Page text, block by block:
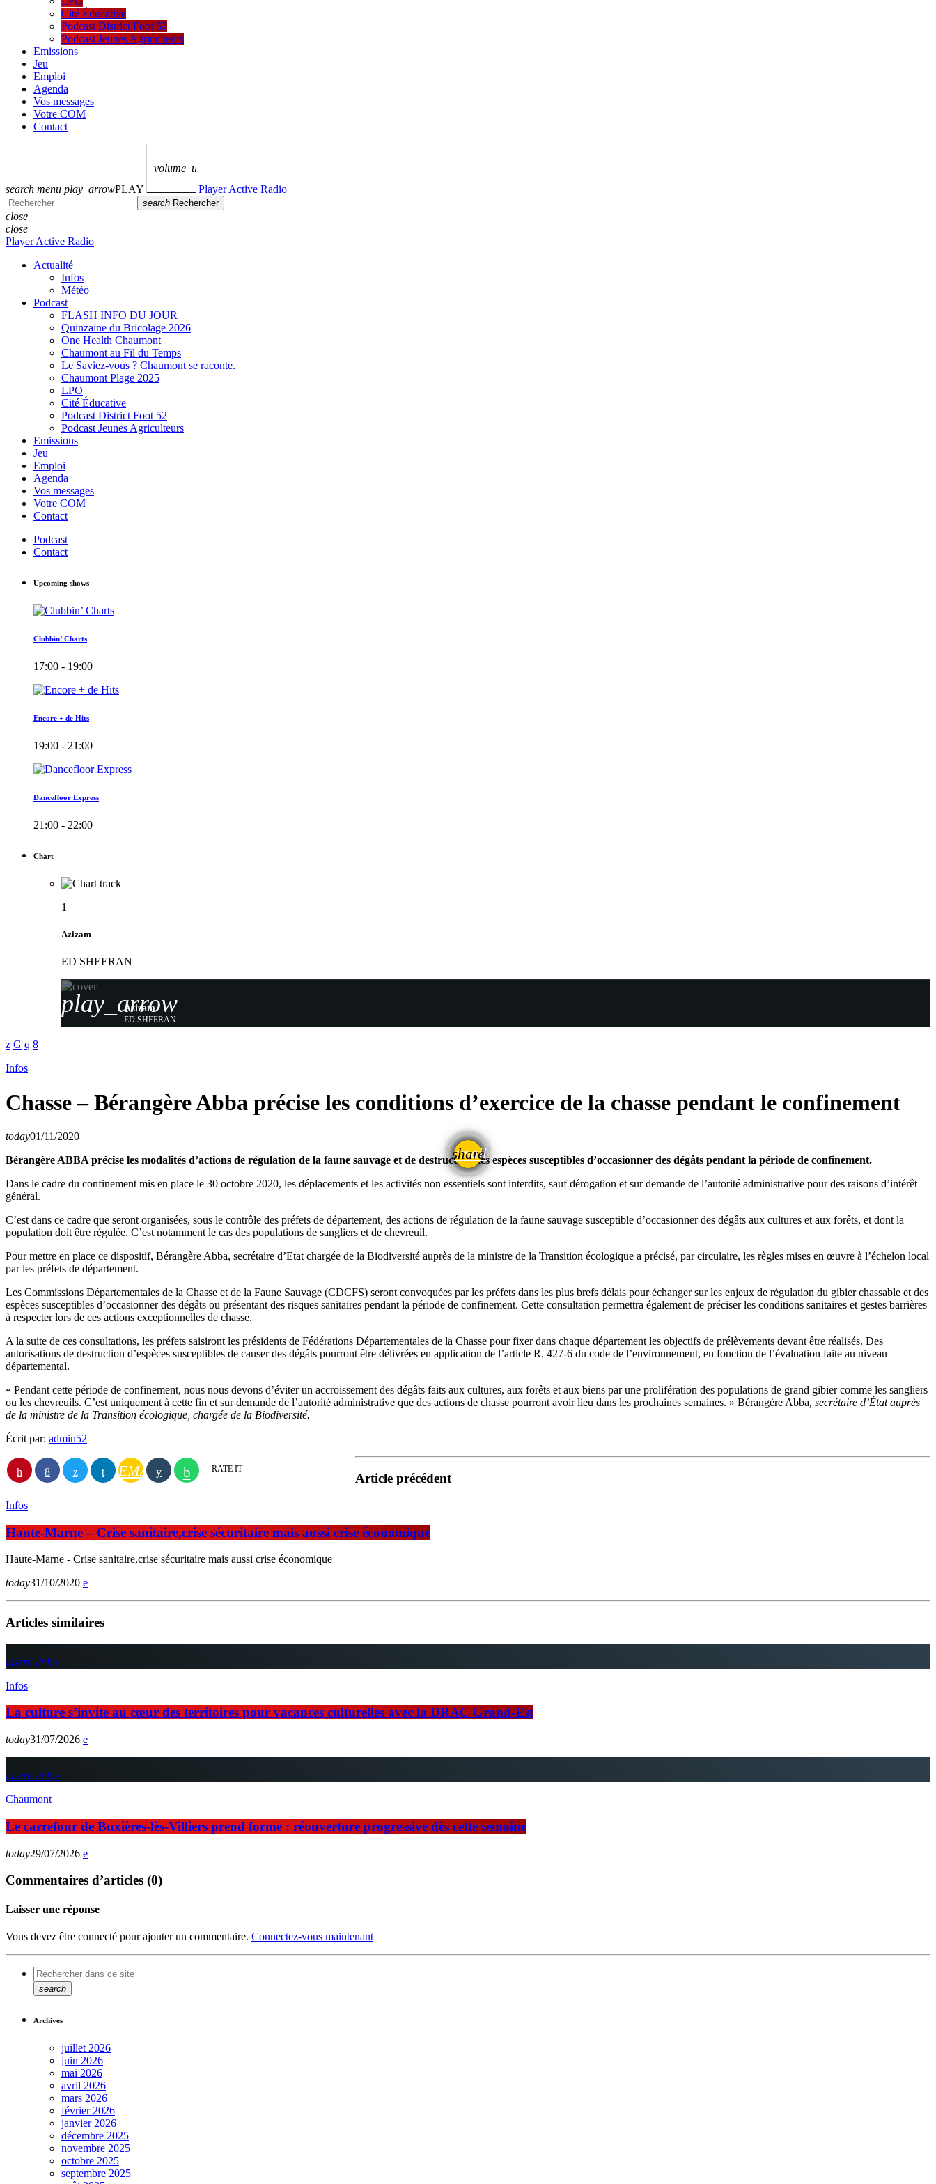
Cité Éducative
Podcast District Foot 52
Podcast Jeunes Agriculteurs
Emissions
Jeu
Emploi
Agenda
Vos messages
Votre COM
Contact
search menu play_arrowPLAY
volume_up
Player Active Radio
search Rechercher
close
close
Player Active Radio
Actualité
Infos
Météo
Podcast
FLASH INFO DU JOUR
Quinzaine du Bricolage 2026
One Health Chaumont
Chaumont au Fil du Temps
Le Saviez-vous ? Chaumont se raconte.
Chaumont Plage 2025
LPO
Cité Éducative
Podcast District Foot 52
Podcast Jeunes Agriculteurs
Emissions
Jeu
Emploi
Agenda
Vos messages
Votre COM
Contact
Podcast
Contact
Upcoming shows
Clubbin’ Charts
17:00 - 19:00
Encore + de Hits
19:00 - 21:00
Dancefloor Express
21:00 - 22:00
Chart
1
Azizam
ED SHEERAN
play_arrow
Azizam
ED SHEERAN
Infos
Chasse – Bérangère Abba précise les conditions d’exercice de la chasse pendant le confinement
today01/11/2020
share
email
Bérangère ABBA précise les modalités d’actions de régulation de la faune sauvage et de destruction des espèces susceptibles d’occasionner des dégâts pendant la période de confinement.
Dans le cadre du confinement mis en place le 30 octobre 2020, les déplacements et les activités non essentiels sont interdits, sauf dérogation et sur demande de l’autorité administrative pour des raisons d’intérêt
général.
C’est dans ce cadre que seront organisées, sous le contrôle des préfets de département, des actions de régulation de la faune sauvage susceptible d’occasionner des dégâts aux cultures et aux forêts, et dont la
population doit être régulée. C’est notamment le cas des populations de sangliers et de chevreuil.
Pour mettre en place ce dispositif, Bérangère Abba, secrétaire d’Etat chargée de la Biodiversité auprès de la ministre de la Transition écologique a précisé, par circulaire, les règles mises en œuvre à l’échelon local
par les préfets de département.
Les Commissions Départementales de la Chasse et de la Faune Sauvage (CDCFS) seront convoquées par les préfets dans les plus brefs délais pour échanger sur les enjeux de régulation du gibier chassable et des
espèces susceptibles d’occasionner des dégâts ou présentant des risques sanitaires pendant la période de confinement. Cette consultation permettra également de préciser les conditions sanitaires et gestes barrières
à respecter lors de ces actions exceptionnelles de chasse.
A la suite de ces consultations, les préfets saisiront les présidents de Fédérations Départementales de la Chasse pour fixer dans chaque département les objectifs de prélèvements devant être réalisés. Des
autorisations de destruction d’espèces susceptibles de causer des dégâts pourront être délivrées en application de l’article R. 427-6 du code de l’environnement, en fonction de l’évaluation faite au niveau
départemental.
« Pendant cette période de confinement, nous nous devons d’éviter un accroissement des dégâts faits aux cultures, aux forêts et aux biens par une prolifération des populations de grand gibier comme les sangliers
ou les chevreuils. C’est uniquement à cette fin et sur demande de l’autorité administrative que des actions de chasse pourront avoir lieu dans les prochaines semaines. » Bérangère Abba , secrétaire d’État auprès
de la ministre de la Transition écologique, chargée de la Biodiversité.
Écrit par: admin52
EMAIL RATE IT
Article précédent
Infos
Haute-Marne – Crise sanitaire,crise sécuritaire mais aussi crise économique
Haute-Marne - Crise sanitaire,crise sécuritaire mais aussi crise économique
today31/10/2020
Articles similaires
insert_link
Infos
La culture s’invite au cœur des territoires pour vacances culturelles avec la DRAC Grand-Est
today31/07/2026
insert_link
Chaumont
Le carrefour de Buxières-lès-Villiers prend forme : réouverture progressive dès cette semaine
today29/07/2026
Commentaires d’articles (0)
Laisser une réponse
Vous devez être connecté pour ajouter un commentaire. Connectez-vous maintenant
search
Archives
juillet 2026
juin 2026
mai 2026
avril 2026
mars 2026
février 2026
janvier 2026
décembre 2025
novembre 2025
octobre 2025
septembre 2025